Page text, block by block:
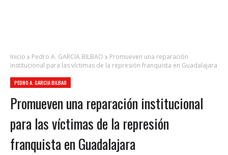
Inicio Pedro A. GARCIA BILBAO
Promueven una reparación
institucional para las víctimas de la represión franquista en Guadalajara
PEDRO A. GARCIA BILBAO
Promueven una reparación institucional
para las víctimas de la represión
franquista en Guadalajara